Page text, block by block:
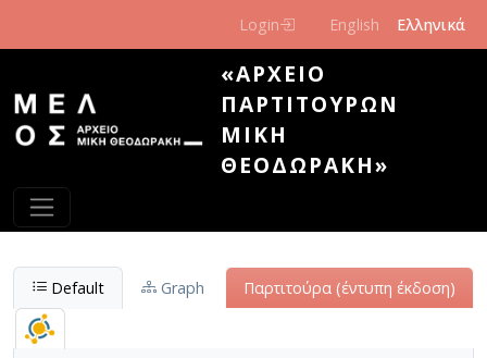
Login English Ελληνικά
«ΑΡΧΕΊΟ
ΠΑΡΤΙΤΟΎΡΩΝ
ΜΊΚΗ
ΘΕΟΔΩΡΆΚΗ»
Default Graph Παρτιτούρα (έντυπη έκδοση)